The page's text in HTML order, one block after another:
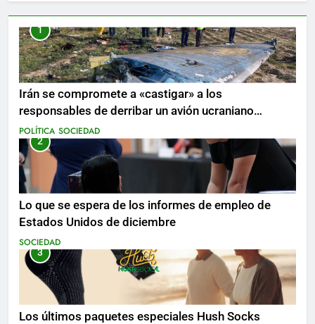
1
Irán se compromete a «castigar» a los
responsables de derribar un avión ucraniano
mientras se realizan arrestos
POLÍTICA SOCIEDAD
2
Lo que se espera de los informes de empleo de
Estados Unidos de diciembre
SOCIEDAD
3
Los últimos paquetes especiales Hush Socks